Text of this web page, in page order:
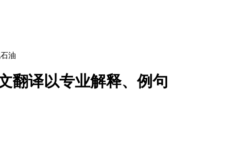
油
翻译以专业解释、例句